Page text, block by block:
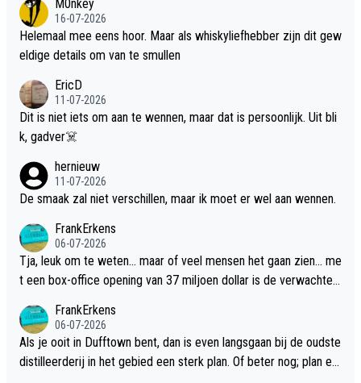
M0nkey
16-07-2026
Helemaal mee eens hoor. Maar als whiskyliefhebber zijn dit gew
eldige details om van te smullen
EricD
11-07-2026
Dit is niet iets om aan te wennen, maar dat is persoonlijk. Uit bli
k, gadver☠️
hernieuw
11-07-2026
De smaak zal niet verschillen, maar ik moet er wel aan wennen.
FrankErkens
06-07-2026
Tja, leuk om te weten... maar of veel mensen het gaan zien... me
t een box-office opening van 37 miljoen dollar is de verwachte
FrankErkens
06-07-2026
Als je ooit in Dufftown bent, dan is even langsgaan bij de oudste
distilleerderij in het gebied een sterk plan. Of beter nog; plan ee